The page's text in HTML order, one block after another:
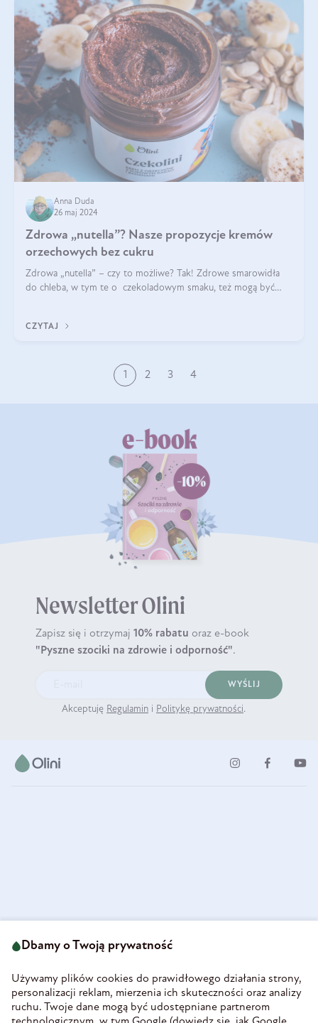
Anna Duda
26 maj 2024
Zdrowa „nutella”? Nasze propozycje kremów
orzechowych bez cukru
Zdrowa „nutella” – czy to możliwe? Tak! Zdrowe smarowidła
do chleba, w tym te o czekoladowym smaku, też mogą być
CZYTAJ
1 2 3 4
Newsletter Olini
Zapisz się i otrzymaj 10% rabatu oraz e-book
"Pyszne szociki na zdrowie i odporność".
WYŚLIJ
Akceptuję Regulamin i Politykę prywatności.
58-160 Świebodzice
REGON 890213034
INFORMACJE
Dbamy o Twoją prywatność
Używamy plików cookies do prawidłowego działania strony,
personalizacji reklam, mierzenia ich skuteczności oraz analizy
ruchu. Twoje dane mogą być udostępniane partnerom